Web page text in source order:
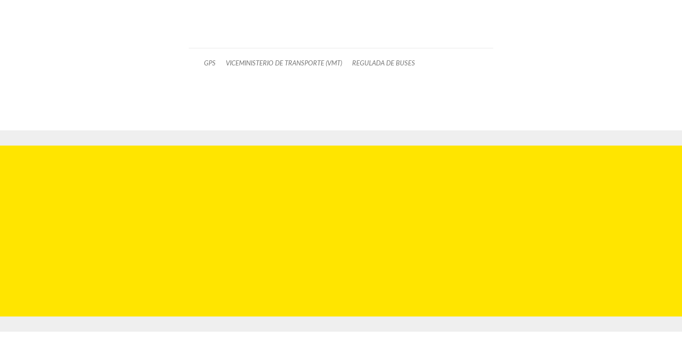
GPS VICEMINISTERIO DE TRANSPORTE (VMT) REGULADA DE BUSES